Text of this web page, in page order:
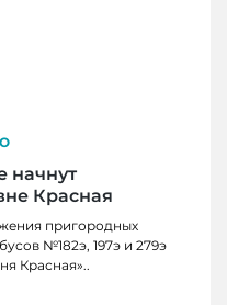
начнут
Красная
пригородных
№182э, 197э и 279э
Красная»..